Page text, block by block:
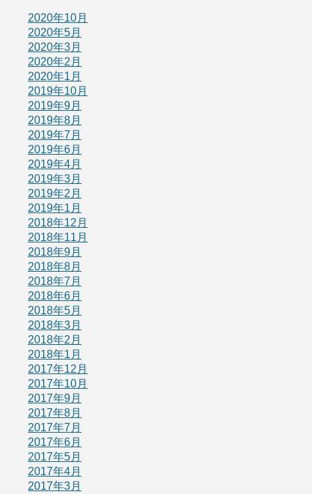
2020年10月
2020年5月
2020年3月
2020年2月
2020年1月
2019年10月
2019年9月
2019年8月
2019年7月
2019年6月
2019年4月
2019年3月
2019年2月
2019年1月
2018年12月
2018年11月
2018年9月
2018年8月
2018年7月
2018年6月
2018年5月
2018年3月
2018年2月
2018年1月
2017年12月
2017年10月
2017年9月
2017年8月
2017年7月
2017年6月
2017年5月
2017年4月
2017年3月